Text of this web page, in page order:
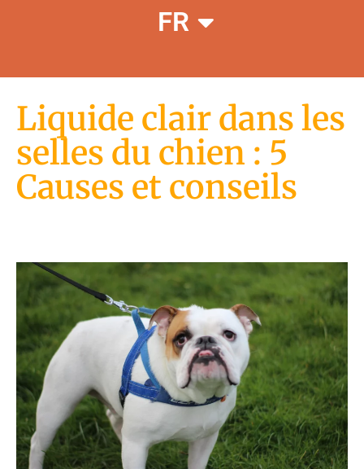
FR
EN
Liquide clair dans les
selles du chien : 5
Causes et conseils